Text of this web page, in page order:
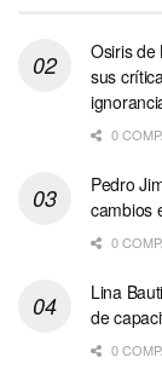
Osiris de
sus
0
Pedro
cambios
0
Lina
de
0